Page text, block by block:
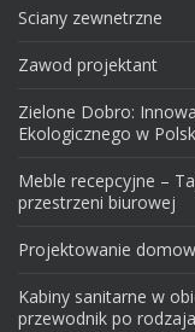
Sciany zewnetrzne
Zawod projektant
Zielone Dobro:
Ekologicznego w
Meble recepcyjne –
przestrzeni biurowej
Projektowanie domow
Kabiny sanitarne w
przewodnik po